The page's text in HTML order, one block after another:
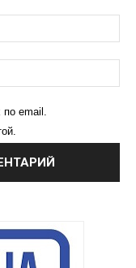
email.